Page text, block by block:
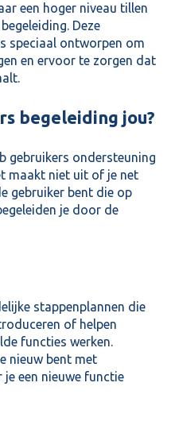
een hoger niveau tillen
Deze
speciaal ontworpen om
en ervoor te zorgen dat
begeleiding jou?
gebruikers ondersteuning
maakt niet uit of je net
gebruiker bent die op
je door de
stappenplannen die
of helpen
functies werken.
nieuw bent met
je een nieuwe functie